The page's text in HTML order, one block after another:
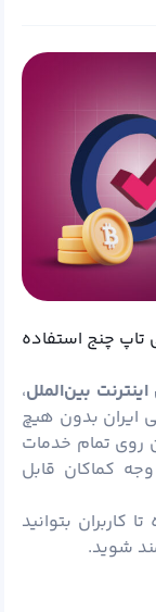
تاپ چنج استفاده
بین‌الملل،
ایران بدون هیچ
روی تمام خدمات
کماکان قابل
‌بتوانید
شوید.